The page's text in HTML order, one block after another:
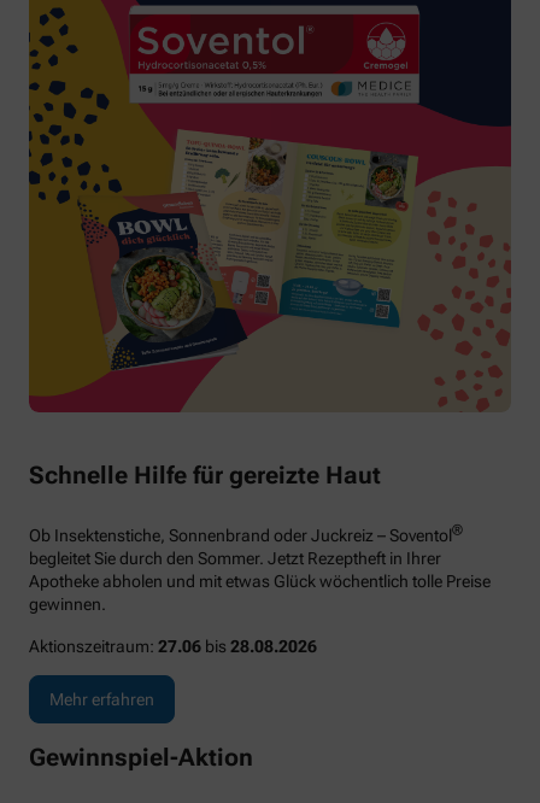
Schnelle Hilfe für gereizte Haut
Ob Insektenstiche, Sonnenbrand oder Juckreiz – Soventol®
begleitet Sie durch den Sommer. Jetzt Rezeptheft in Ihrer
Apotheke abholen und mit etwas Glück wöchentlich tolle Preise
gewinnen.
Aktionszeitraum: 27.06 bis 28.08.2026
Mehr erfahren
Gewinnspiel-Aktion